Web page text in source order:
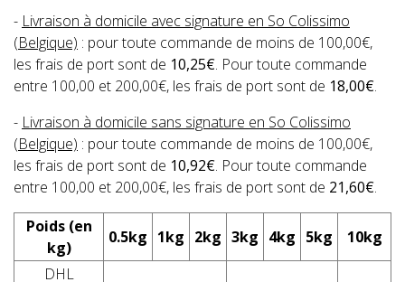
- Livraison à domicile avec signature en So Colissimo
(Belgique) : pour toute commande de moins de 100,00€,
les frais de port sont de 10,25€. Pour toute commande
entre 100,00 et 200,00€, les frais de port sont de 18,00€.
- Livraison à domicile sans signature en So Colissimo
(Belgique) : pour toute commande de moins de 100,00€,
les frais de port sont de 10,92€. Pour toute commande
entre 100,00 et 200,00€, les frais de port sont de 21,60€.
Poids (en
kg)
0.5kg 1kg 2kg 3kg 4kg 5kg
10kg
DHL